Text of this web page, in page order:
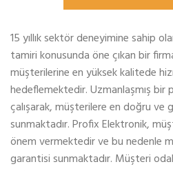
15 yıllık sektör deneyimine sahip
tamiri konusunda öne çıkan bir
müşterilerine en yüksek kalitede
hedeflemektedir. Uzmanlaşmış bir
çalışarak, müşterilere en doğru
sunmaktadır. Profix Elektronik,
önem vermektedir ve bu nedenle
garantisi sunmaktadır. Müşteri